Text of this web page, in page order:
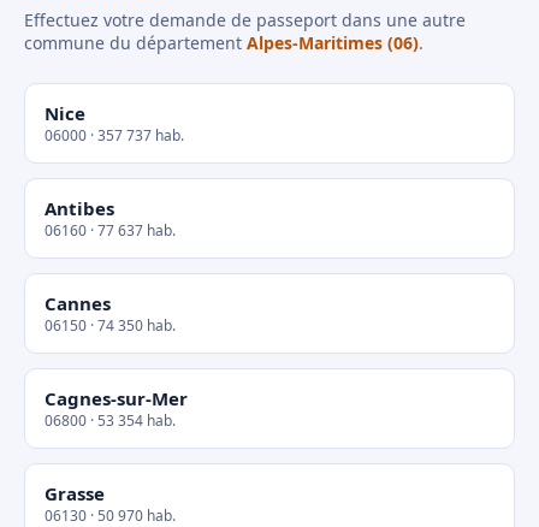
Effectuez votre demande de passeport dans une autre
commune du département Alpes-Maritimes (06).
Nice
06000 · 357 737 hab.
Antibes
06160 · 77 637 hab.
Cannes
06150 · 74 350 hab.
Cagnes-sur-Mer
06800 · 53 354 hab.
Grasse
06130 · 50 970 hab.